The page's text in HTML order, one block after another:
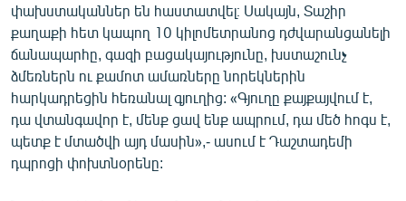
փախստականներ են հաստատվել։ Սակայն, Տաշիր
քաղաքի հետ կապող 10 կիլոմետրանոց դժվարանցանելի
ճանապարհը, գազի բացակայությունը, խստաշունչ
ձմեռներն ու քամոտ ամառները նորեկներին
հարկադրեցին հեռանալ գյուղից: «Գյուղը քայքայվում է,
դա վտանգավոր է, մենք ցավ ենք ապրում, դա մեծ հոգս է,
պետք է մտածվի այդ մասին»,- ասում է Դաշտադեմի
դպրոցի փոխտնօրենը: